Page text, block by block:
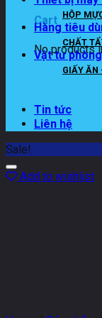
Cart
No products
HỘP
Hàng tiêu
CHẤT
Vật tư
GIẤY ĂN
Tin tức
Liên hệ
Sale!
Add to wishlist